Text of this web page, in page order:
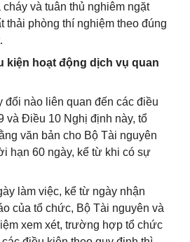
và tuân thủ nghiêm ngặt
thải phòng thí nghiệm theo đúng
kiện hoạt động dịch vụ quan
đổi nào liên quan đến các điều
và Điều 10 Nghị định này, tổ
văn bản cho Bộ Tài nguyên
hạn 60 ngày, kể từ khi có sự
làm việc, kể từ ngày nhận
của tổ chức, Bộ Tài nguyên và
xem xét, trường hợp tổ chức